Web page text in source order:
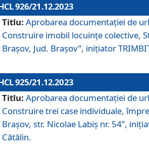
926/21.12.2023
Titlu: Aprobarea documentaţiei de
Construire imobil locuințe colective,
Brașov, Jud. Brașov”, inițiator
925/21.12.2023
Titlu: Aprobarea documentaţiei de
Construire trei case individuale,
Brașov, str. Nicolae Labiș nr. 54”,
Cătălin.